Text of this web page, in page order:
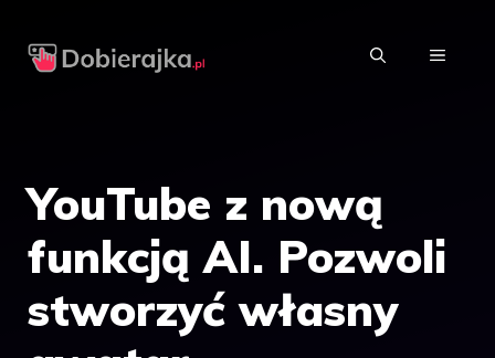
MENU
YouTube z nową
funkcją AI. Pozwoli
stworzyć własny